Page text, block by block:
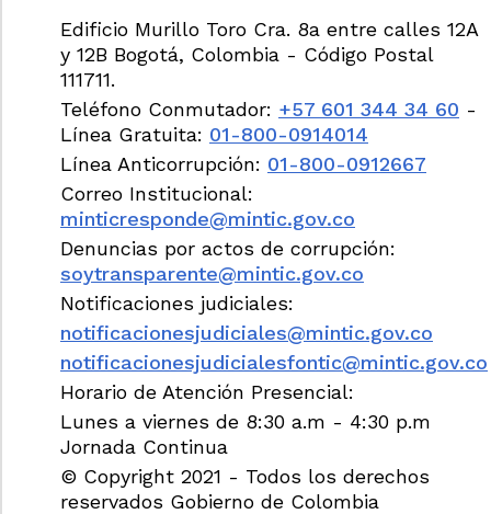
Edificio Murillo Toro Cra. 8a entre calles 12A
y 12B Bogotá, Colombia - Código Postal
111711.
Teléfono Conmutador: +57 601 344 34 60 -
Línea Gratuita: 01-800-0914014
Línea Anticorrupción: 01-800-0912667
Correo Institucional:
minticresponde@mintic.gov.co
Denuncias por actos de corrupción:
soytransparente@mintic.gov.co
Notificaciones judiciales:
notificacionesjudiciales@mintic.gov.co
notificacionesjudicialesfontic@mintic.gov.co
Horario de Atención Presencial:
Lunes a viernes de 8:30 a.m - 4:30 p.m
Jornada Continua
© Copyright 2021 - Todos los derechos
reservados Gobierno de Colombia